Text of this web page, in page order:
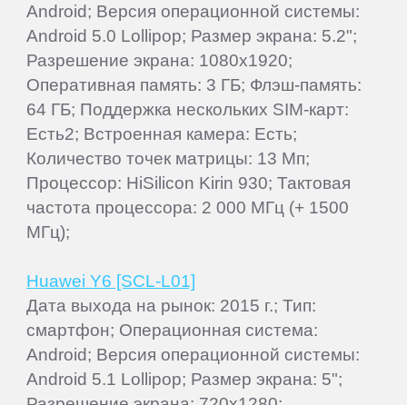
Android; Версия операционной системы:
Android 5.0 Lollipop; Размер экрана: 5.2";
Разрешение экрана: 1080x1920;
Оперативная память: 3 ГБ; Флэш-память:
64 ГБ; Поддержка нескольких SIM-карт:
Есть2; Встроенная камера: Есть;
Количество точек матрицы: 13 Мп;
Процессор: HiSilicon Kirin 930; Тактовая
частота процессора: 2 000 МГц (+ 1500
МГц);
Huawei Y6 [SCL-L01]
Дата выхода на рынок: 2015 г.; Тип:
смартфон; Операционная система:
Android; Версия операционной системы:
Android 5.1 Lollipop; Размер экрана: 5";